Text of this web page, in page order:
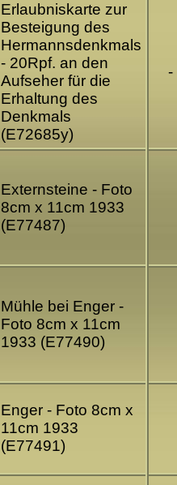
Erlaubniskarte zur
Besteigung des
Hermannsdenkmals
- 20Rpf. an den
Aufseher für die
Erhaltung des
Denkmals
(E72685y)
-
Externsteine - Foto
8cm x 11cm 1933
(E77487)
Mühle bei Enger -
Foto 8cm x 11cm
1933 (E77490)
Enger - Foto 8cm x
11cm 1933
(E77491)